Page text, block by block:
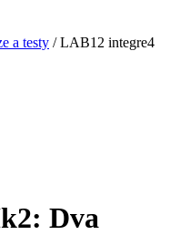
a testy / LAB12 integre4
Dva